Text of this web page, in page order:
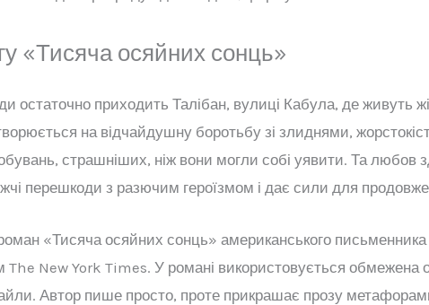
«Тисяча осяйних сонць»
остаточно приходить Талібан, вулиці Кабула, де живуть
на відчайдушну боротьбу зі злиднями,
страшніших, ніж вони могли собі уявити. Та любов
перешкоди з разючим героїзмом і дає сили для
«Тисяча осяйних сонць» американського
The New York Times. У романі використовується обмежена
Автор пише просто, проте прикрашає прозу